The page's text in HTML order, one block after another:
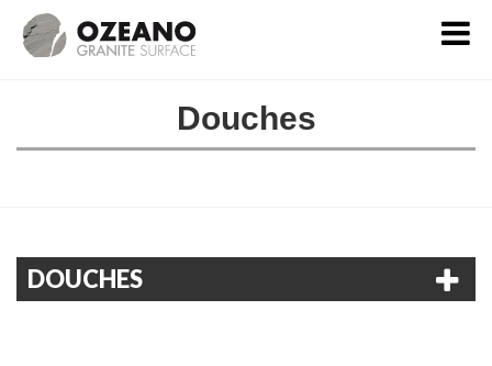

Douches
DOUCHES